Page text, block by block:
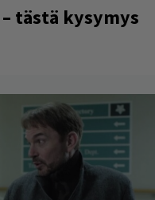
tästä kysymys